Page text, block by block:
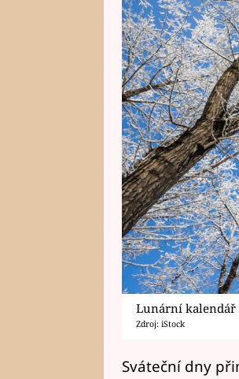
Lunární kalendář
Zdroj: iStock
Sváteční dny